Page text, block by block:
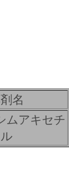
名
ムアキセチ
ル